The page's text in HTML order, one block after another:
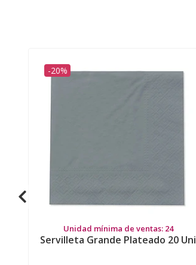
-20%
Unidad mínima de ventas: 24
Servilleta Grande Plateado 20 Uni